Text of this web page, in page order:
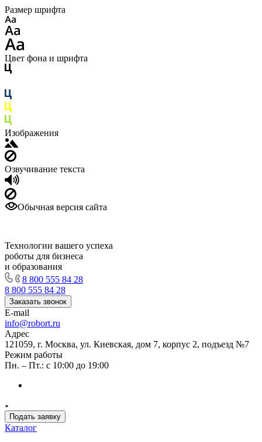
Размер шрифта
Цвет фона и шрифта
Изображения
Озвучивание текста
Обычная версия сайта
Технологии вашего успеха
роботы для бизнеса
и образования
8 800 555 84 28
8 800 555 84 28
Заказать звонок
E-mail
info@robort.ru
Адрес
121059, г. Москва, ул. Киевская, дом 7, корпус 2, подъезд №7
Режим работы
Пн. – Пт.: с 10:00 до 19:00
Подать заявку
Каталог